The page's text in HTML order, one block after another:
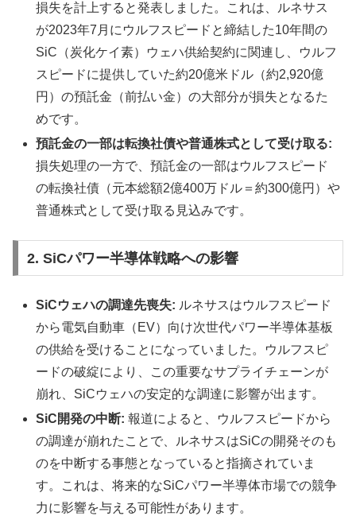
損失を計上すると発表しました。これは、ルネサス
が2023年7月にウルフスピードと締結した10年間の
SiC（炭化ケイ素）ウェハ供給契約に関連し、ウルフ
スピードに提供していた約20億米ドル（約2,920億
円）の預託金（前払い金）の大部分が損失となるた
めです。
預託金の一部は転換社債や普通株式として受け取る:
損失処理の一方で、預託金の一部はウルフスピード
の転換社債（元本総額2億400万ドル＝約300億円）や
普通株式として受け取る見込みです。
2. SiCパワー半導体戦略への影響
SiCウェハの調達先喪失: ルネサスはウルフスピード
から電気自動車（EV）向け次世代パワー半導体基板
の供給を受けることになっていました。ウルフスピ
ードの破綻により、この重要なサプライチェーンが
崩れ、SiCウェハの安定的な調達に影響が出ます。
SiC開発の中断: 報道によると、ウルフスピードから
の調達が崩れたことで、ルネサスはSiCの開発そのも
のを中断する事態となっていると指摘されていま
す。これは、将来的なSiCパワー半導体市場での競争
力に影響を与える可能性があります。